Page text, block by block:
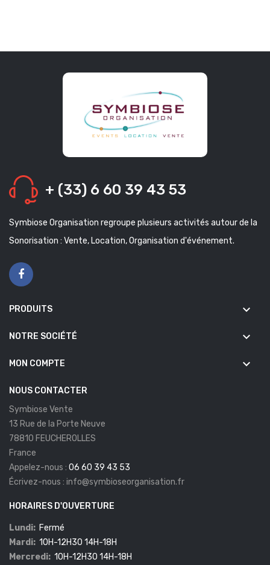
+ (33) 6 60 39 43 53
Symbiose Organisation regroupe plusieurs activités autour de la
Sonorisation : Vente, Location, Organisation d'événement.
PRODUITS keyboard_arrow_down
NOTRE SOCIÉTÉ keyboard_arrow_down
MON COMPTE keyboard_arrow_down
NOUS CONTACTER
Symbiose Vente
13 Rue de la Porte Neuve
78810 FEUCHEROLLES
France
Appelez-nous : 06 60 39 43 53
Écrivez-nous : info@symbioseorganisation.fr
HORAIRES D'OUVERTURE
Lundi: Fermé
Mardi: 10H-12H30 14H-18H
Mercredi: 10H-12H30 14H-18H